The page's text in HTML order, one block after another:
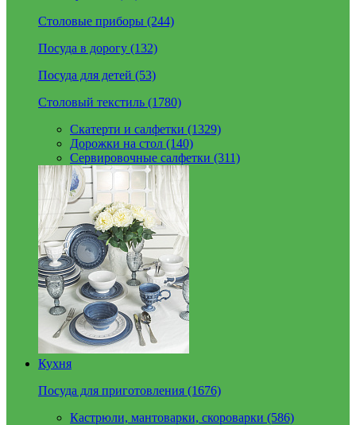
Столовые приборы (244)
Посуда в дорогу (132)
Посуда для детей (53)
Столовый текстиль (1780)
Скатерти и салфетки (1329)
Дорожки на стол (140)
Сервировочные салфетки (311)
Кухня
Посуда для приготовления (1676)
Кастрюли, мантоварки, скороварки (586)